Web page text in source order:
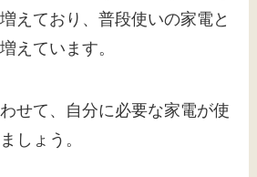
えており、普段使いの家電と
えています。
せて、自分に必要な家電が使
しょう。